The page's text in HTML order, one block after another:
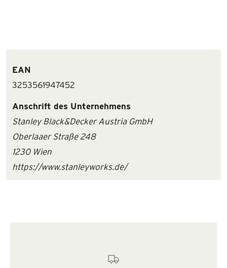
EAN
3253561947452
Anschrift des Unternehmens
Stanley Black&Decker Austria GmbH
Oberlaaer Straße 248
1230 Wien
https://www.stanleyworks.de/